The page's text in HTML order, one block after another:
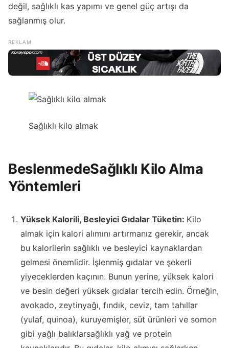
değil, sağlıklı kas yapımı ve genel güç artışı da
sağlanmış olur.
Sağlıklı kilo almak
BeslenmedeSağlıklı Kilo Alma
Yöntemleri
Yüksek Kalorili, Besleyici Gıdalar Tüketin: Kilo
almak için kalori alımını artırmanız gerekir, ancak
bu kalorilerin sağlıklı ve besleyici kaynaklardan
gelmesi önemlidir. İşlenmiş gıdalar ve şekerli
yiyeceklerden kaçının. Bunun yerine, yüksek kalori
ve besin değeri yüksek gıdalar tercih edin. Örneğin,
avokado, zeytinyağı, fındık, ceviz, tam tahıllar
(yulaf, quinoa), kuruyemişler, süt ürünleri ve somon
gibi yağlı balıklarsağlıklı yağ ve protein